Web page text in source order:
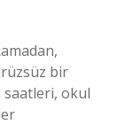
bir
saatleri, okul